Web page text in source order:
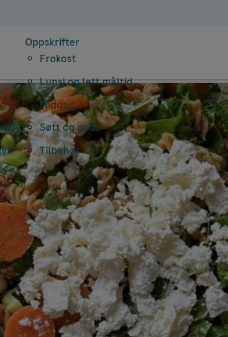
Oppskrifter
Frokost
Lunsj og lett måltid
Middag
Søtt og godt
Tilbehør